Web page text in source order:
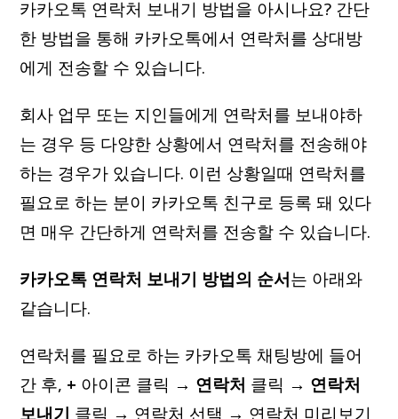
카카오톡 연락처 보내기 방법을 아시나요? 간단
한 방법을 통해 카카오톡에서 연락처를 상대방
에게 전송할 수 있습니다.
회사 업무 또는 지인들에게 연락처를 보내야하
는 경우 등 다양한 상황에서 연락처를 전송해야
하는 경우가 있습니다. 이런 상황일때 연락처를
필요로 하는 분이 카카오톡 친구로 등록 돼 있다
면 매우 간단하게 연락처를 전송할 수 있습니다.
카카오톡 연락처 보내기 방법의 순서는 아래와
같습니다.
연락처를 필요로 하는 카카오톡 채팅방에 들어
간 후, + 아이콘 클릭 → 연락처 클릭 → 연락처
보내기 클릭 → 연락처 선택 → 연락처 미리보기